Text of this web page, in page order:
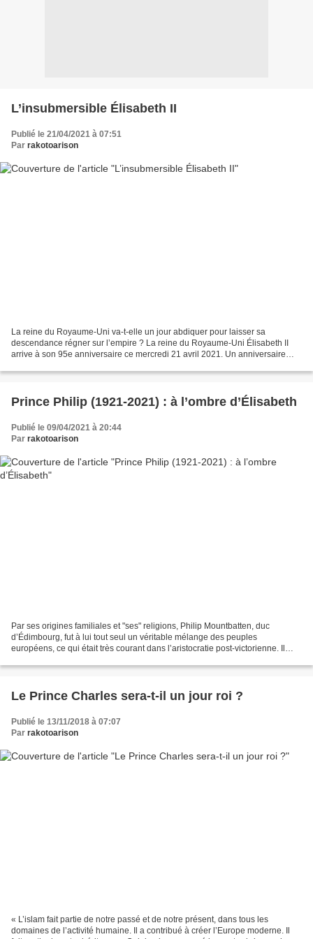
L’insubmersible Élisabeth II
Publié le 21/04/2021 à 07:51
Par rakotoarison
La reine du Royaume-Uni va-t-elle un jour abdiquer pour laisser sa
descendance régner sur l’empire ? La reine du Royaume-Uni Élisabeth II
arrive à son 95e anniversaire ce mercredi 21 avril 2021. Un anniversaire
Prince Philip (1921-2021) : à l’ombre d’Élisabeth
Publié le 09/04/2021 à 20:44
Par rakotoarison
Par ses origines familiales et "ses" religions, Philip Mountbatten, duc
d’Édimbourg, fut à lui tout seul un véritable mélange des peuples
européens, ce qui était très courant dans l’aristocratie post-victorienne. Il
Le Prince Charles sera-t-il un jour roi ?
Publié le 13/11/2018 à 07:07
Par rakotoarison
« L’islam fait partie de notre passé et de notre présent, dans tous les
domaines de l’activité humaine. Il a contribué à créer l’Europe moderne. Il